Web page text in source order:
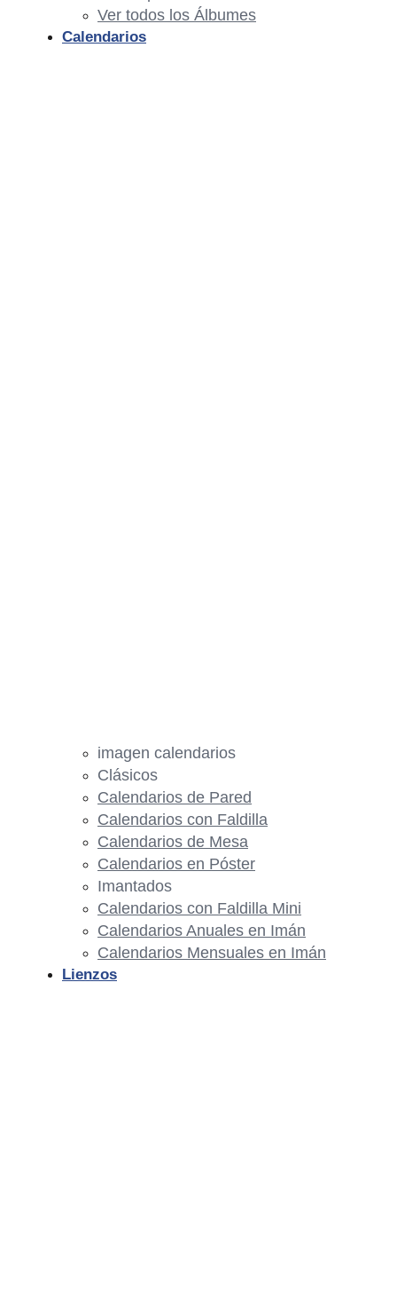
Ver todos los Álbumes
Calendarios
imagen calendarios
Clásicos
Calendarios de Pared
Calendarios con Faldilla
Calendarios de Mesa
Calendarios en Póster
Imantados
Calendarios con Faldilla Mini
Calendarios Anuales en Imán
Calendarios Mensuales en Imán
Lienzos